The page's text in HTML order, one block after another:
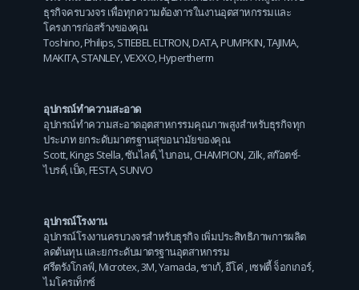
ธุรกิจครบวงจร เพื่อทุกความต้องการในงานอุตสาหกรรมและ
โครงการก่อสร้างของคุณ
Toshino,Philips,STIEBEL ELTRON,DATA,PUMPKIN,TAJIMA,
MAKITA,STANLEY,VEXXO,Hypertherm
อุปกรณ์ทำความสะอาด
อุปกรณ์ทำความสะอาดอุตสาหกรรมคุณภาพสูงสำหรับธุรกิจทุก
ประเภท ยกระดับมาตรฐานสุขอนามัยของคุณ
Scott,Kings Stella,ซันไลต์,ไบกอน,CHAMPION,Zilk,สก๊อตช์-
ไบรต์,เป็ด,FESTA,SUNVO
อุปกรณ์โรงงาน
อุปกรณ์โรงงานครบวงจรสำหรับธุรกิจ เพิ่มประสิทธิภาพการผลิต
ลดต้นทุน และยกระดับมาตรฐานอุตสาหกรรม
ศรีตรังโกลฟ์,Microtex,3M,Yamada,ชาเก้,อีโค่ ,เซฟตี้ จ็อกเกอร์,
ไมโครเท็กซ์